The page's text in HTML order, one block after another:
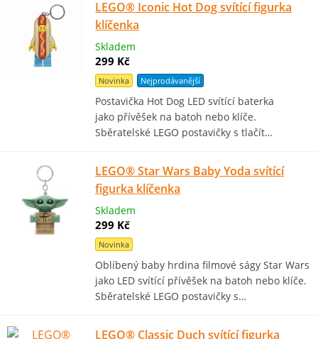
LEGO® Iconic Hot Dog svítící figurka
klíčenka
Skladem
299 Kč
Novinka Nejprodávanější
Postavička Hot Dog LED svítící baterka
jako přívěšek na batoh nebo klíče.
Sběratelské LEGO postavičky s tlačít…
LEGO® Star Wars Baby Yoda svítící
figurka klíčenka
Skladem
299 Kč
Novinka
Oblíbený baby hrdina filmové ságy Star Wars
jako LED svítící přívěšek na batoh nebo klíče.
Sběratelské LEGO postavičky s…
LEGO® Classic Duch svítící figurka